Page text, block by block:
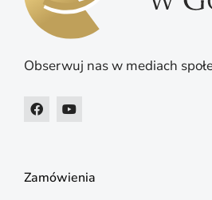
Obserwuj nas w mediach
Zamówienia